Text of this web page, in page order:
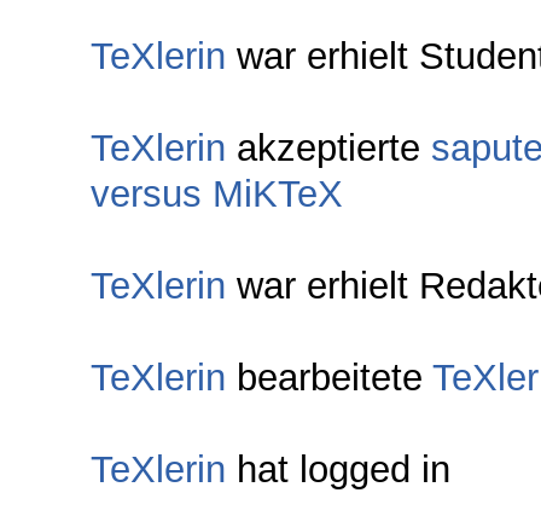
TeXlerin war erhielt
TeXlerin akzeptierte
versus MiKTeX
TeXlerin war erhielt
TeXlerin bearbeitete
TeXlerin hat logged in